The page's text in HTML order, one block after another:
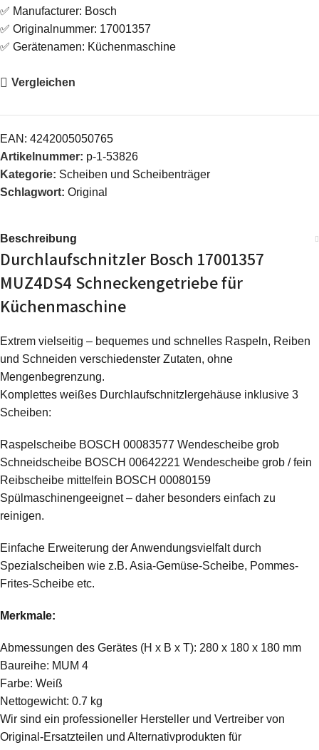
✅ Manufacturer: Bosch
✅ Originalnummer: 17001357
✅ Gerätenamen: Küchenmaschine
Vergleichen
EAN: 4242005050765
Artikelnummer: p-1-53826
Kategorie: Scheiben und Scheibenträger
Schlagwort: Original
Beschreibung
Durchlaufschnitzler Bosch 17001357
MUZ4DS4 Schneckengetriebe für
Küchenmaschine
Extrem vielseitig – bequemes und schnelles Raspeln, Reiben
und Schneiden verschiedenster Zutaten, ohne
Mengenbegrenzung.
Komplettes weißes Durchlaufschnitzlergehäuse inklusive 3
Scheiben:
Raspelscheibe BOSCH 00083577 Wendescheibe grob
Schneidscheibe BOSCH 00642221 Wendescheibe grob / fein
Reibscheibe mittelfein BOSCH 00080159
Spülmaschinengeeignet – daher besonders einfach zu
reinigen.
Einfache Erweiterung der Anwendungsvielfalt durch
Spezialscheiben wie z.B. Asia-Gemüse-Scheibe, Pommes-
Frites-Scheibe etc.
Merkmale:
Abmessungen des Gerätes (H x B x T): 280 x 180 x 180 mm
Baureihe: MUM 4
Farbe: Weiß
Nettogewicht: 0.7 kg
Wir sind ein professioneller Hersteller und Vertreiber von
Original-Ersatzteilen und Alternativprodukten für